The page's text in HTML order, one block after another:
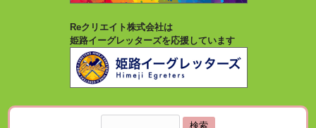
Reクリエイト株式会社は
姫路イーグレッターズを応援しています